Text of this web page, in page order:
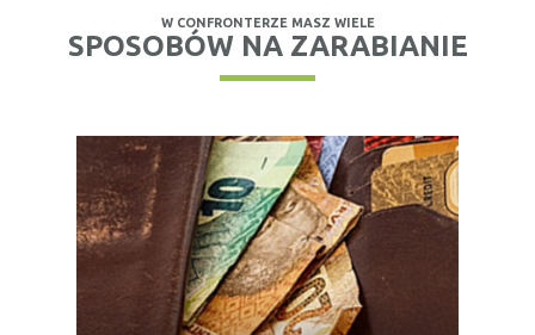
W CONFRONTERZE MASZ WIELE
SPOSOBÓW NA ZARABIANIE